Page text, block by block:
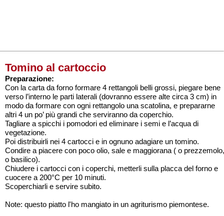
Tomino al cartoccio
Preparazione:
Con la carta da forno formare 4 rettangoli belli grossi, piegare bene
verso l’interno le parti laterali (dovranno essere alte circa 3 cm) in
modo da formare con ogni rettangolo una scatolina, e prepararne
altri 4 un po’ più grandi che serviranno da coperchio.
Tagliare a spicchi i pomodori ed eliminare i semi e l’acqua di
vegetazione.
Poi distribuirli nei 4 cartocci e in ognuno adagiare un tomino.
Condire a piacere con poco olio, sale e maggiorana ( o prezzemolo,
o basilico).
Chiudere i cartocci con i coperchi, metterli sulla placca del forno e
cuocere a 200°C per 10 minuti.
Scoperchiarli e servire subito.
Note: questo piatto l'ho mangiato in un agriturismo piemontese.